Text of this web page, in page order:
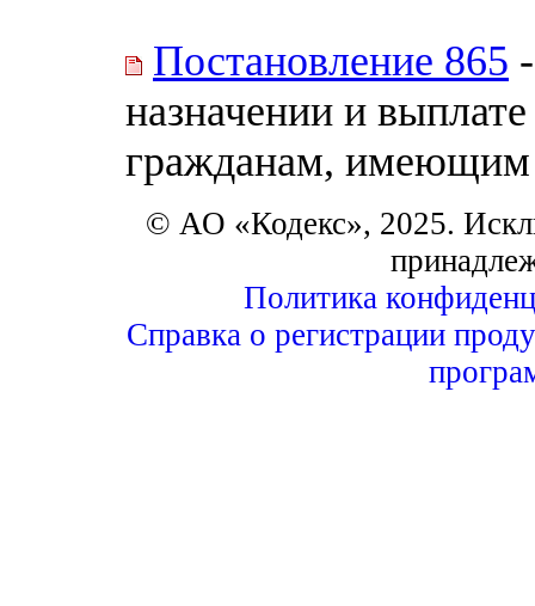
Постановление 865
назначении и
гражданам, имеющим
© АО «Кодекс», 2025.
Политика
Справка о регистрации